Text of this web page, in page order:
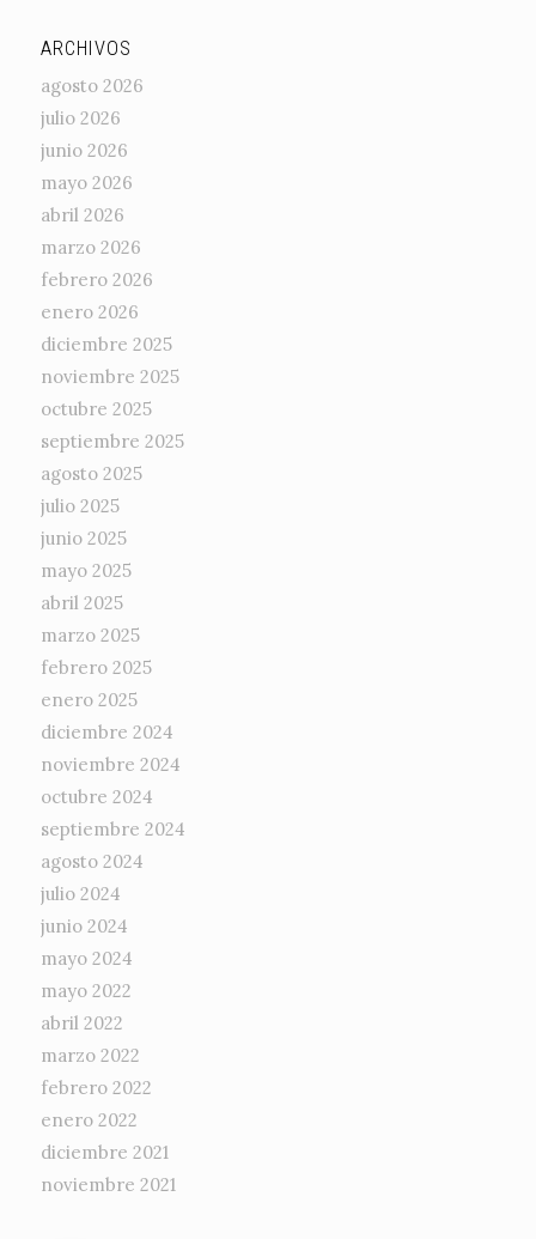
ARCHIVOS
agosto 2026
julio 2026
junio 2026
mayo 2026
abril 2026
marzo 2026
febrero 2026
enero 2026
diciembre 2025
noviembre 2025
octubre 2025
septiembre 2025
agosto 2025
julio 2025
junio 2025
mayo 2025
abril 2025
marzo 2025
febrero 2025
enero 2025
diciembre 2024
noviembre 2024
octubre 2024
septiembre 2024
agosto 2024
julio 2024
junio 2024
mayo 2024
mayo 2022
abril 2022
marzo 2022
febrero 2022
enero 2022
diciembre 2021
noviembre 2021